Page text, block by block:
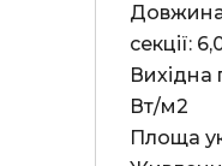
Довжина
секції:
Вихідна
Вт/м2
Площа